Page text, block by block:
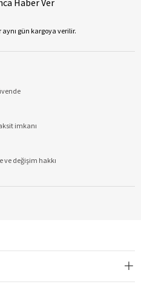
Haber Ver
gün kargoya verilir.
imkanı
ve değişim hakkı